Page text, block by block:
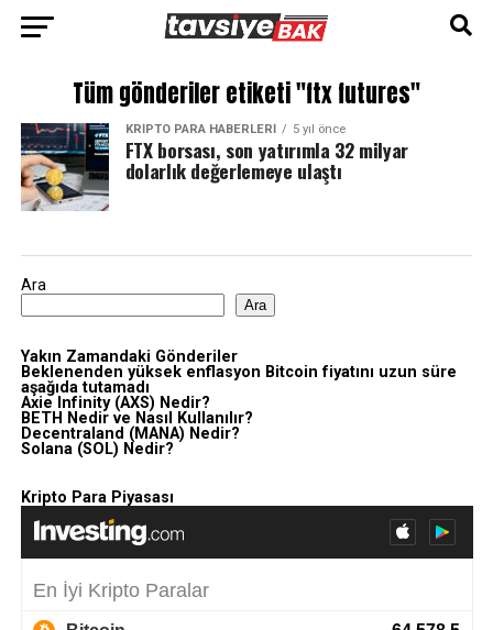
Tüm gönderiler etiketi "ftx futures"
KRIPTO PARA HABERLERI 5 yıl önce
FTX borsası, son yatırımla 32 milyar
dolarlık değerlemeye ulaştı
Ara
Ara
Yakın Zamandaki Gönderiler
Beklenenden yüksek enflasyon Bitcoin fiyatını uzun süre
aşağıda tutamadı
Axie Infinity (AXS) Nedir?
BETH Nedir ve Nasıl Kullanılır?
Decentraland (MANA) Nedir?
Solana (SOL) Nedir?
Kripto Para Piyasası